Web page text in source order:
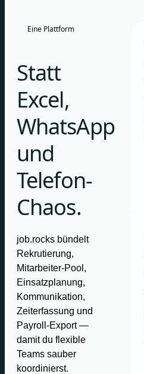
Eine Plattform
Statt
Excel,
WhatsApp
und
Telefon-
Chaos.
job.rocks bündelt
Rekrutierung,
Mitarbeiter-Pool,
Einsatzplanung,
Kommunikation,
Zeiterfassung und
Payroll-Export —
damit du flexible
Teams sauber
koordinierst.